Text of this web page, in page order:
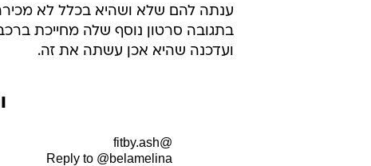
ענתה להם שלא ושהיא בכלל לא
בתגובה סרטון נוסף שלה מחייכת
ועדכנה שהיא אכן עשתה את זה.
@fitby.ash
Reply to @belamelina